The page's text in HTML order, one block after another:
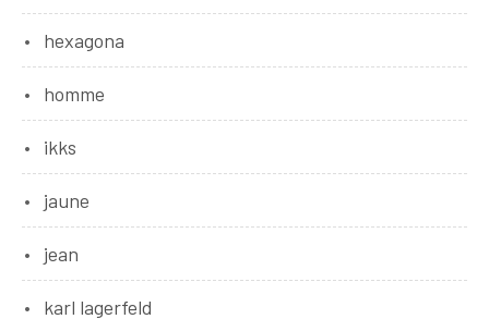
hexagona
homme
ikks
jaune
jean
karl lagerfeld